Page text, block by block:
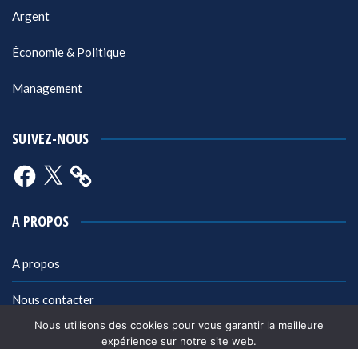
Argent
Économie & Politique
Management
SUIVEZ-NOUS
Facebook
X
A PROPOS
A propos
Nous contacter
Nous utilisons des cookies pour vous garantir la meilleure
expérience sur notre site web.